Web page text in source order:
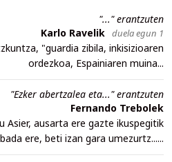
"..." erantzuten
Karlo Ravelik duela egun 1
"guardia zibila, inkisizioaren
ordezkoa, Espainiaren muina...
"Ezker abertzalea eta..." erantzuten
Fernando Trebolek
Asier, ausarta ere gazte ikuspegitik
bada ere, beti izan gara umezurtz......